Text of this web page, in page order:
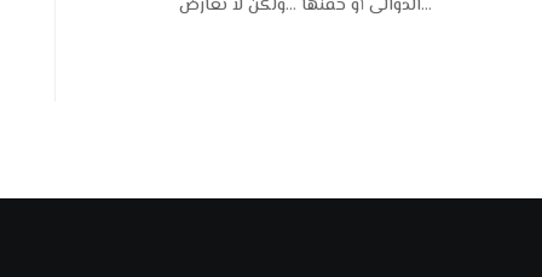
الدوالى أو حقنها …ولكن لا تعارض...